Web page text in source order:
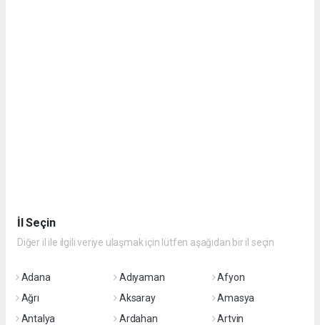
İl Seçin
Diğer il ile ilgili veriye ulaşmak için lütfen aşağıdan bir il seçin
Adana Adıyaman
Afyon
Ağrı
Aksaray
Amasya
Antalya
Ardahan
Artvin